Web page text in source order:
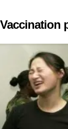
Vaccination